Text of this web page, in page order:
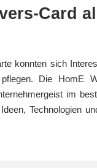
Card
konnten sich
Die HomE
im
Technologien